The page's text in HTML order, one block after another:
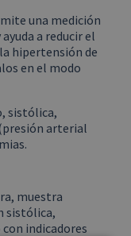
una medición
a reducir el
hipertensión de
en el modo
sistólica,
arterial
muestra
sistólica,
indicadores